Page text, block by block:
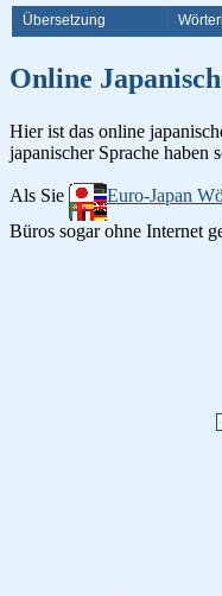
Übersetzung
Online
Hier ist das online
japanischer Sprache haben
Als Sie Euro-Japan
Büros sogar ohne Internet